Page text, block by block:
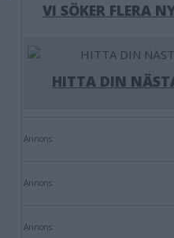
VI SÖKER FLERA
HITTA DIN
Annons:
Annons:
Annons: